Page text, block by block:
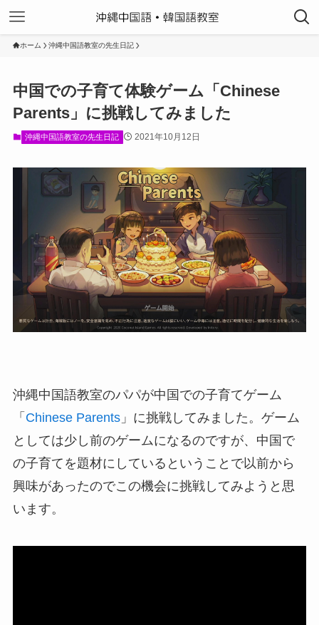
ホーム 沖縄中国語教室の先生日記
中国での子育て体験ゲーム「Chinese
Parents」に挑戦してみました
沖縄中国語教室の先生日記 2021年10月12日
沖縄中国語教室のパパが中国での子育てゲーム
「 Chinese Parents」に挑戦してみました。ゲーム
としては少し前のゲームになるのですが、中国で
の子育てを題材にしているということで以前から
興味があったのでこの機会に挑戦してみようと思
います。